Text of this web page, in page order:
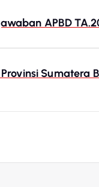
APBD
Sumatera